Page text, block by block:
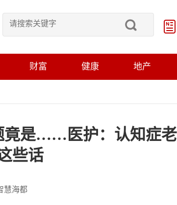
财富 健康 地产
竟是……医护：认知症老
些话
慧海都